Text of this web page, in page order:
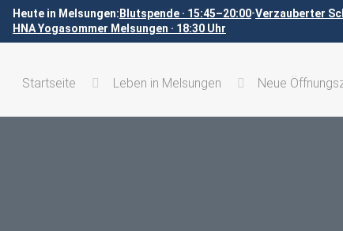
Heute in Melsungen: Blutspende · 15:45–20:00•Verzauberter
HNA Yogasommer Melsungen · 18:30 Uhr
Startseite Leben in Melsungen Neue